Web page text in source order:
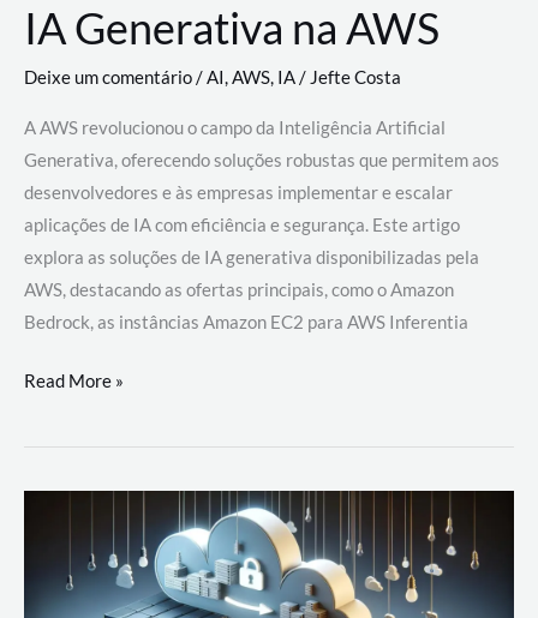
IA Generativa na AWS
Deixe um comentário/AI,AWS, IA/Jefte Costa
A AWS revolucionou o campo da Inteligência Artificial
Generativa, oferecendo soluções robustas que permitem aos
desenvolvedores e às empresas implementar e escalar
aplicações de IA com eficiência e segurança. Este artigo
explora as soluções de IA generativa disponibilizadas pela
AWS, destacando as ofertas principais, como o Amazon
Bedrock, as instâncias Amazon EC2 para AWS Inferentia
Utilizando
Soluções
AWS
Read More »